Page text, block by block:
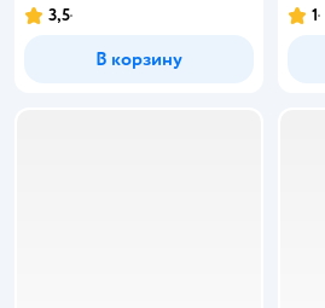
3,5
В корзину
1